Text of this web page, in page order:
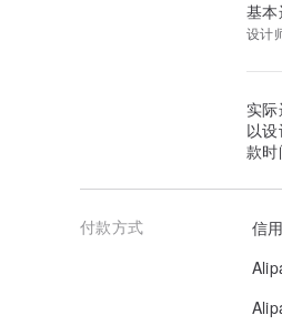
基本
设计
实
以
款时
付款方式
信